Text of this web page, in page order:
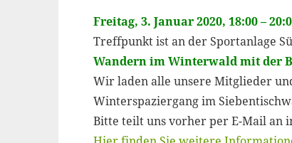
Freitag, 3. Januar 2020, 18:00 –
Treffpunkt ist an der Sportanlage
Wandern im Winterwald mit der
Wir laden alle unsere Mitglieder
Winterspaziergang im
Bitte teilt uns vorher per E-Mail an